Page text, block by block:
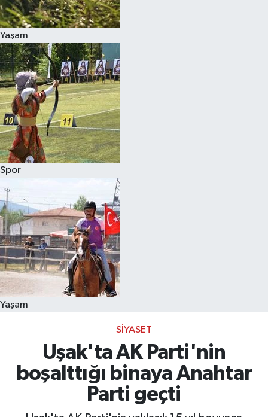
Yaşam
Spor
Yaşam
SIYASET
Uşak'ta AK Parti'nin
boşalttığı binaya Anahtar
Parti geçti